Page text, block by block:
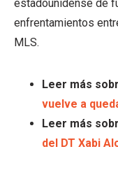
estadounidense de
enfrentamientos
MLS.
Leer más
vuelve a
Leer más
del DT Xabi